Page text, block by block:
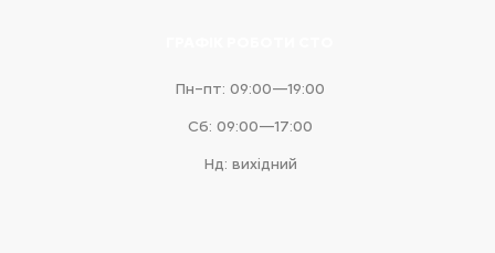
Пн–пт: 09:00—19:00
Сб: 09:00—17:00
Нд: вихідний